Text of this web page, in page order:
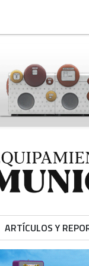
ARTÍCULOS Y